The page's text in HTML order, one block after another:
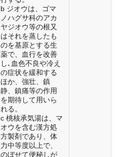
b ジオウは、ゴマ
ノハグサ科のアカ
ヤジオウ等の根又
はそれを蒸したも
のを基原とする生
薬で、血行を改善
し､血色不良や冷え
の症状を緩和する
ほか、強壮、鎮
静、鎮痛等の作用
を期待して用いら
れる。
c 桃核承気湯は、マ
オウを含む漢方処
方製剤であり、体
力中等度以上で、
のぼせて便秘しが